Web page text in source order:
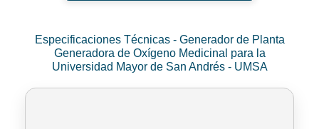
Especificaciones Técnicas - Generador de Planta
Generadora de Oxígeno Medicinal para la
Universidad Mayor de San Andrés - UMSA